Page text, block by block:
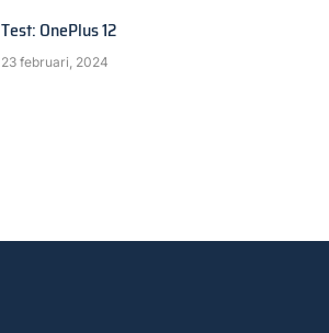
Test: OnePlus 12
23 februari, 2024